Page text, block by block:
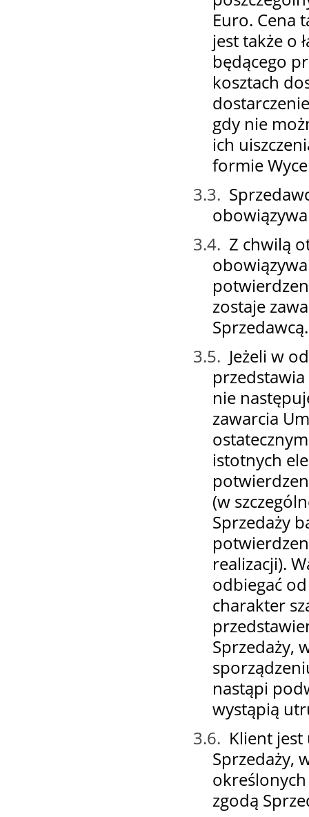
Euro. Cena
jest także o
będącego
kosztach
gdy nie
ich
formie
3.3.
3.4. Z chwilą
zostaje
Sprzedawcą.
3.5. Jeżeli w
nie
zawarcia
istotnych
(w
Sprzedaży
realizacji).
odbiegać
charakter
Sprzedaży,
nastąpi
wystąpią
3.6. Klient
Sprzedaży,
zgodą